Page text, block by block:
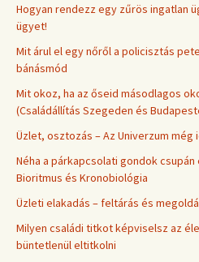
Hogyan rendezz egy zűrös ingatlan
ügyet!
Mit árul el egy nőről a policisztás
bánásmód
Mit okoz, ha az őseid másodlagos
(Családállítás Szegeden és
Üzlet, osztozás – Az Univerzum
Néha a párkapcsolati gondok
Bioritmus és Kronobiológia
Üzleti elakadás – feltárás és
Milyen családi titkot képviselsz az
büntetlenül eltitkolni